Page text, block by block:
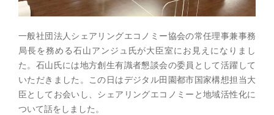
一般社団法人シェアリングエコノミー協会の常任理事兼事務
局長を務める石山アンジュ氏が大臣室にお見えになりまし
た。石山氏には地方創生有識者懇談会の委員として活躍して
いただきました。この日はデジタル田園都市国家構想担当大
臣としてお会いし、シェアリングエコノミーと地域活性化に
ついて話をしました。